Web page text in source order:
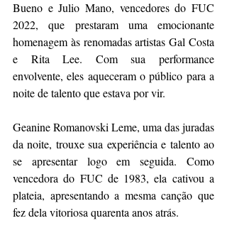
Bueno e Julio Mano, vencedores do FUC
2022, que prestaram uma emocionante
homenagem às renomadas artistas Gal Costa
e Rita Lee. Com sua performance
envolvente, eles aqueceram o público para a
noite de talento que estava por vir.
Geanine Romanovski Leme, uma das juradas
da noite, trouxe sua experiência e talento ao
se apresentar logo em seguida. Como
vencedora do FUC de 1983, ela cativou a
plateia, apresentando a mesma canção que
fez dela vitoriosa quarenta anos atrás.